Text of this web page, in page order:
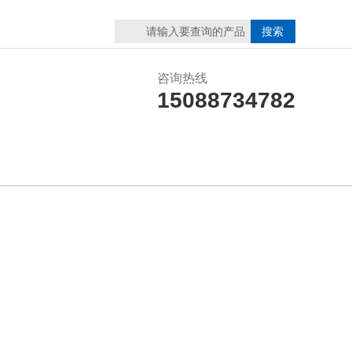
咨询热线
15088734782